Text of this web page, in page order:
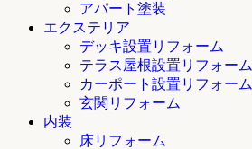
アパート塗装
エクステリア
デッキ設置リフォーム
テラス屋根設置リフォーム
カーポート設置リフォーム
玄関リフォーム
内装
床リフォーム